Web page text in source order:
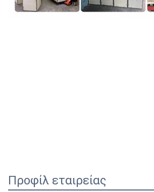
Προφίλ εταιρείας